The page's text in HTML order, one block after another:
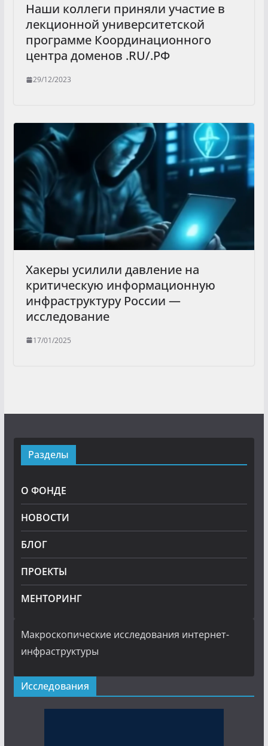
Наши коллеги приняли участие в
лекционной университетской
программе Координационного
центра доменов .RU/.РФ
29/12/2023
Хакеры усилили давление на
критическую информационную
инфраструктуру России —
исследование
17/01/2025
Разделы
О ФОНДЕ
НОВОСТИ
БЛОГ
ПРОЕКТЫ
МЕНТОРИНГ
Макроскопические исследования интернет-
инфраструктуры
Исследования